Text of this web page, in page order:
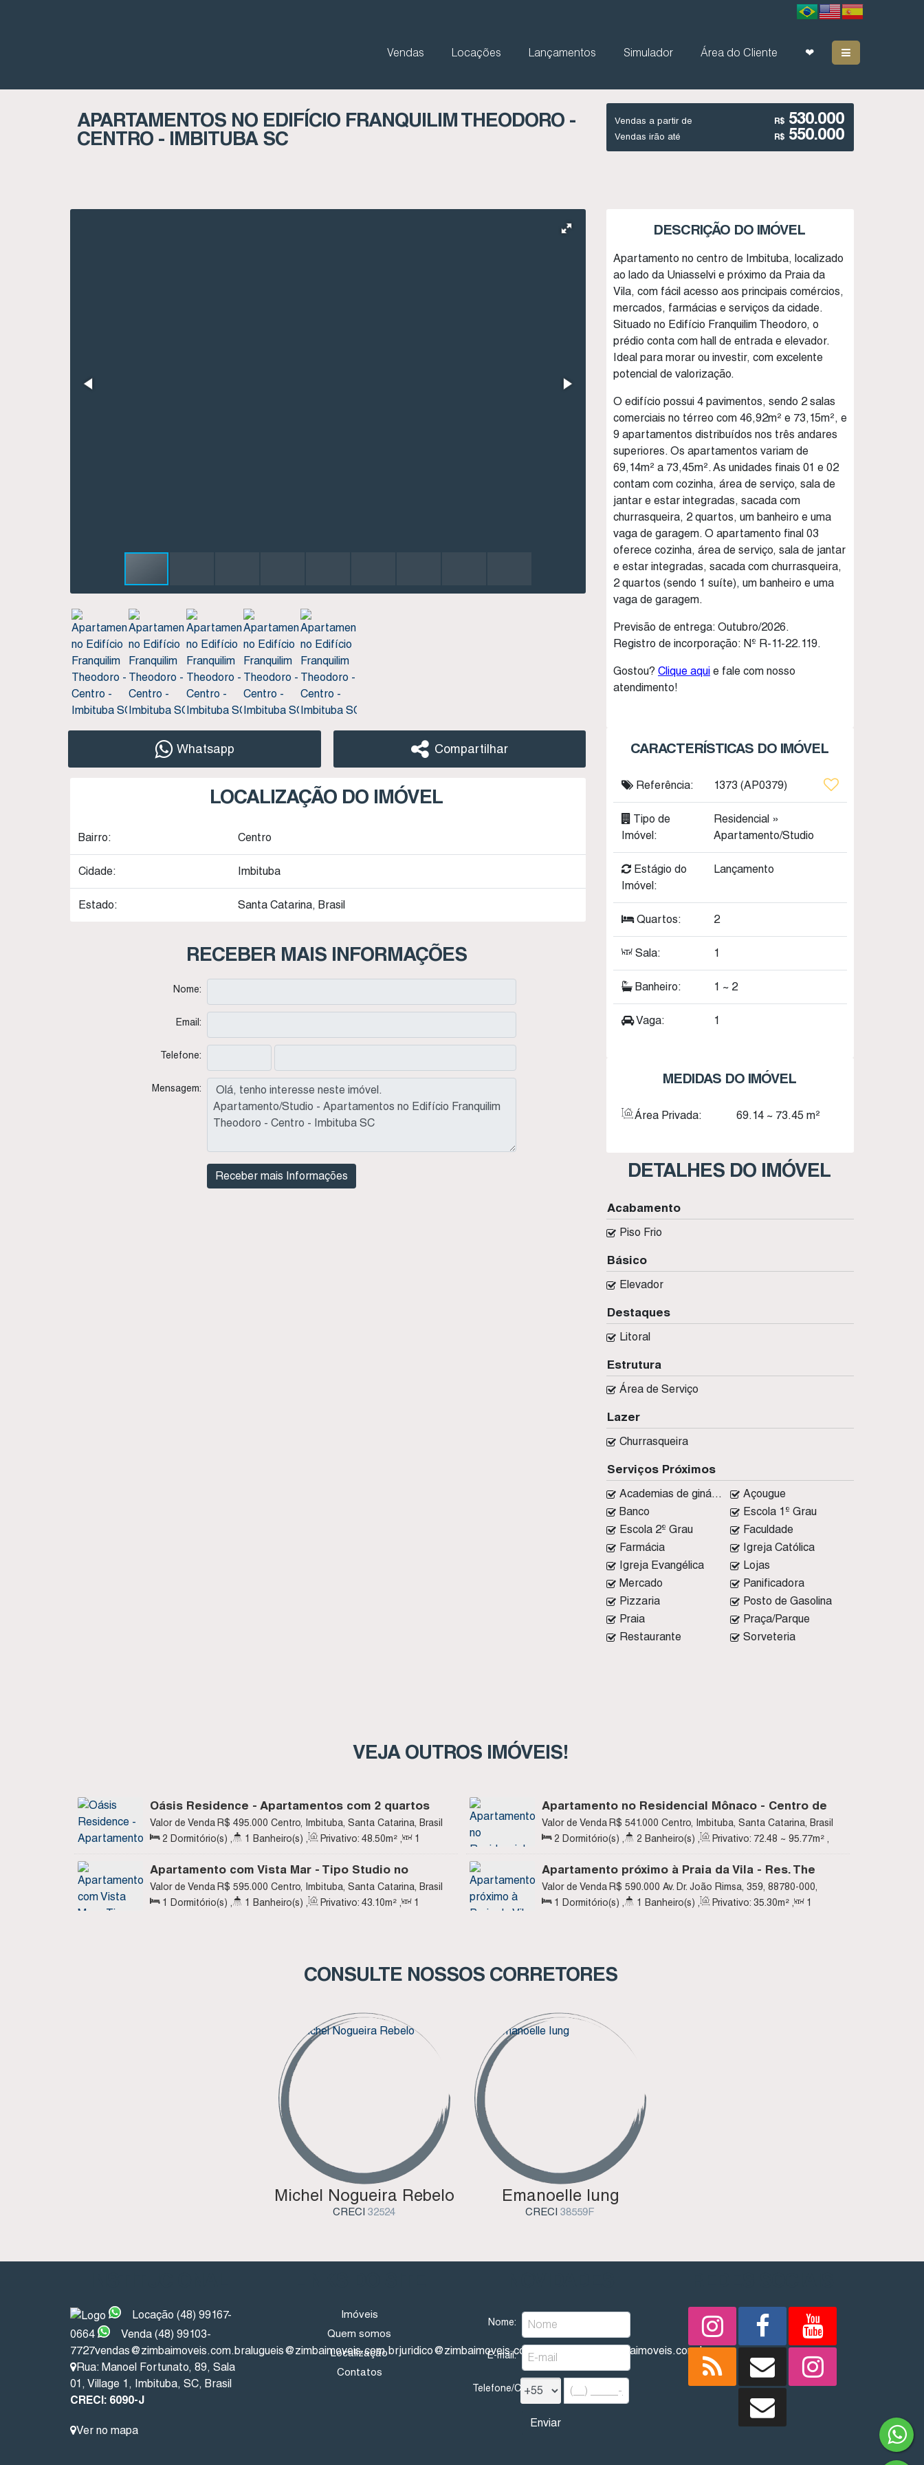
❤
Área do Cliente
Simulador
Lançamentos
Locações
Vendas
APARTAMENTOS NO EDIFÍCIO FRANQUILIM THEODORO -
CENTRO - IMBITUBA SC
R$ 530.000
Vendas a partir de
R$ 550.000
Vendas irão até
Compartilhar
Whatsapp
LOCALIZAÇÃO DO IMÓVEL
Bairro: Centro
Cidade: Imbituba
Estado: Santa Catarina, Brasil
RECEBER MAIS INFORMAÇÕES
Nome:
Email:
Telefone:
Mensagem:
DESCRIÇÃO DO IMÓVEL
Apartamento no centro de Imbituba, localizado
ao lado da Uniasselvi e próximo da Praia da
Vila, com fácil acesso aos principais comércios,
mercados, farmácias e serviços da cidade.
Situado no Edifício Franquilim Theodoro, o
prédio conta com hall de entrada e elevador.
Ideal para morar ou investir, com excelente
potencial de valorização.
O edifício possui 4 pavimentos, sendo 2 salas
comerciais no térreo com 46,92m² e 73,15m², e
9 apartamentos distribuídos nos três andares
superiores. Os apartamentos variam de
69,14m² a 73,45m². As unidades finais 01 e 02
contam com cozinha, área de serviço, sala de
jantar e estar integradas, sacada com
churrasqueira, 2 quartos, um banheiro e uma
vaga de garagem. O apartamento final 03
oferece cozinha, área de serviço, sala de jantar
e estar integradas, sacada com churrasqueira,
2 quartos (sendo 1 suíte), um banheiro e uma
vaga de garagem.
Previsão de entrega: Outubro/2026.
Registro de incorporação: Nº R-11-22.119.
Gostou? Clique aqui e fale com nosso
atendimento!
CARACTERÍSTICAS DO IMÓVEL
Referência: 1373 (AP0379)
Tipo de
Imóvel:
Residencial »
Apartamento/Studio
Estágio do
Imóvel:
Lançamento
Quartos: 2
Sala: 1
Banheiro: 1 ~ 2
Vaga: 1
MEDIDAS DO IMÓVEL
Área Privada: 69.14 ~ 73.45 m²
DETALHES DO IMÓVEL
Serviços Próximos
Academias de ginástica
Açougue
Banco
Escola 1º Grau
Escola 2º Grau
Faculdade
Farmácia
Igreja Católica
Igreja Evangélica
Lojas
Mercado
Panificadora
Pizzaria
Posto de Gasolina
Praia
Praça/Parque
Restaurante
Sorveteria
Lazer
Churrasqueira
Básico
Elevador
Destaques
Litoral
Acabamento
Piso Frio
Estrutura
Área de Serviço
VEJA OUTROS IMÓVEIS!
Oásis Residence - Apartamentos com 2 quartos
sendo 1 suíte, Bloco C - Centro - Imbituba SC
R$ 495.000
Valor de Venda
Centro, Imbituba, Santa Catarina, Brasil
2 Dormitório(s) , 1 Banheiro(s) , Privativo: 48.50m² ,
1
Apartamento no Residencial Mônaco - Centro de
Imbituba SCR$ 541.000
Valor de Venda
Centro, Imbituba, Santa Catarina, Brasil
2 Dormitório(s) , 2 Banheiro(s) , Privativo: 72.48 ~ 95.77m² ,
Apartamento com Vista Mar - Tipo Studio no
Residencial Black Diamond - Centro de Imbituba
Sc
R$ 595.000
Valor de Venda
Centro, Imbituba, Santa Catarina, Brasil
1
Dormitório(s) , 1 Banheiro(s) , Privativo: 43.10m² ,
1
Apartamento próximo à Praia da Vila - Res. The
One Tower - Centro - Imbituba SC
R$ 590.000
Valor de Venda
Av. Dr. João Rimsa, 359, 88780-000,
Centro, Imbituba, Santa Catarina, Brasil
1 Dormitório(s) , 1 Banheiro(s) , Privativo: 35.30m² ,
1
CONSULTE NOSSOS CORRETORES
Michel Nogueira Rebelo
CRECI 32524
Emanoelle Iung
CRECI 38559F
Locação (48) 99167-
0664
Venda (48) 99103-
7727vendas@zimbaimoveis.com.bralugueis@zimbaimoveis.com.brjuridico@zimbaimoveis.com.br
financeiro@zimbaimoveis.com.br
Rua: Manoel Fortunato, 89, Sala
01, Village 1, Imbituba, SC, Brasil
CRECI: 6090-J
Ver no mapa
Imóveis
Quem somos
Localização
Contatos
Nome:
E-mail:
Telefone/Celular: